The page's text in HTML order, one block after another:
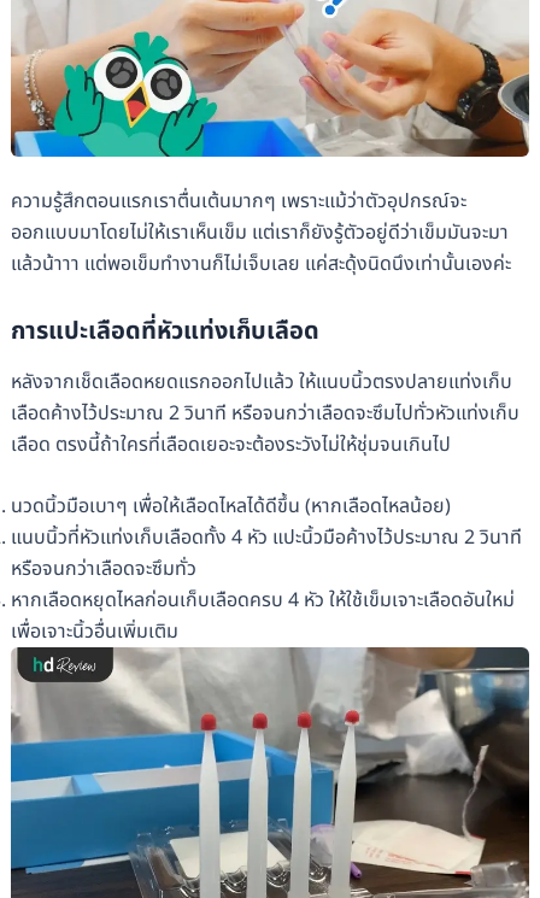
ความรู้สึกตอนแรกเราตื่นเต้นมากๆ เพราะแม้ว่าตัวอุปกรณ์จะ
ออกแบบมาโดยไม่ให้เราเห็นเข็ม แต่เราก็ยังรู้ตัวอยู่ดีว่าเข็มมันจะมา
แล้วน้าาา แต่พอเข็มทำงานก็ไม่เจ็บเลย แค่สะดุ้งนิดนึงเท่านั้นเองค่ะ
การแปะเลือดที่หัวแท่งเก็บเลือด
หลังจากเช็ดเลือดหยดแรกออกไปแล้ว ให้แนบนิ้วตรงปลายแท่งเก็บ
เลือดค้างไว้ประมาณ 2 วินาที หรือจนกว่าเลือดจะซึมไปทั่วหัวแท่งเก็บ
เลือด ตรงนี้ถ้าใครที่เลือดเยอะจะต้องระวังไม่ให้ชุ่มจนเกินไป
นวดนิ้วมือเบาๆ เพื่อให้เลือดไหลได้ดีขึ้น (หากเลือดไหลน้อย)
แนบนิ้วที่หัวแท่งเก็บเลือดทั้ง 4 หัว แปะนิ้วมือค้างไว้ประมาณ 2 วินาที
หรือจนกว่าเลือดจะซึมทั่ว
หากเลือดหยุดไหลก่อนเก็บเลือดครบ 4 หัว ให้ใช้เข็มเจาะเลือดอันใหม่
เพื่อเจาะนิ้วอื่นเพิ่มเติม